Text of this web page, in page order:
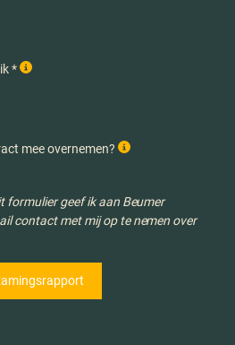
*
mee overnemen?
formulier geef ik aan Beumer
contact met mij op te nemen over